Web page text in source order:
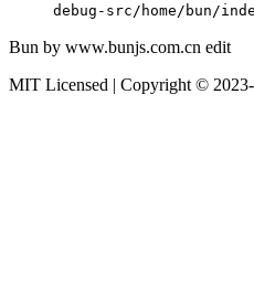
debug-src/home/bun/
Bun by www.bunjs.com.cn edit
MIT Licensed | Copyright © 2023-